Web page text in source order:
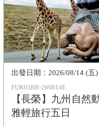
FUK05BR-260814E
【長榮】九州自然
雅輕旅行五日
2026/08/14 (五)